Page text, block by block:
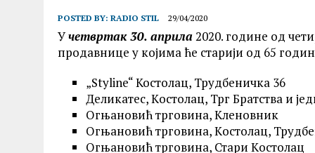
POSTED BY: RADIO STIL 29/04/2020
Учетвртак 30. априла2020. године од
продавнице у којима ће старији од 65
„Styline“ Костолац, Трудбеничка 36
Деликатес, Kостолац, Трг Братства и
Огњановић трговина, Kленовник
Огњановић трговина, Kостолац,
Огњановић трговина, Стари Kостолац